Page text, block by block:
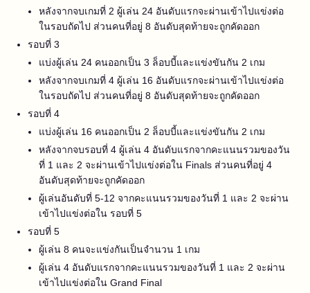
หลังจากจบเกมที่ 2 ผู้เล่น 24 อันดับแรกจะผ่านเข้าไปแข่งต่อ
ในรอบถัดไป ส่วนคนที่อยู่ 8 อันดับสุดท้ายจะถูกคัดออก
รอบที่ 3
แบ่งผู้เล่น 24 คนออกเป็น 3 ล็อบบี้และแข่งขันกัน 2 เกม
หลังจากจบเกมที่ 4 ผู้เล่น 16 อันดับแรกจะผ่านเข้าไปแข่งต่อ
ในรอบถัดไป ส่วนคนที่อยู่ 8 อันดับสุดท้ายจะถูกคัดออก
รอบที่ 4
แบ่งผู้เล่น 16 คนออกเป็น 2 ล็อบบี้และแข่งขันกัน 2 เกม
หลังจากจบรอบที่ 4 ผู้เล่น 4 อันดับแรกจากคะแนนรวมของวัน
ที่ 1 และ 2 จะผ่านเข้าไปแข่งต่อใน Finals ส่วนคนที่อยู่ 4
อันดับสุดท้ายจะถูกคัดออก
ผู้เล่นอันดับที่ 5-12 จากคะแนนรวมของวันที่ 1 และ 2 จะผ่าน
เข้าไปแข่งต่อใน รอบที่ 5
รอบที่ 5
ผู้เล่น 8 คนจะแข่งกันเป็นจำนวน 1 เกม
ผู้เล่น 4 อันดับแรกจากคะแนนรวมของวันที่ 1 และ 2 จะผ่าน
เข้าไปแข่งต่อใน Grand Final